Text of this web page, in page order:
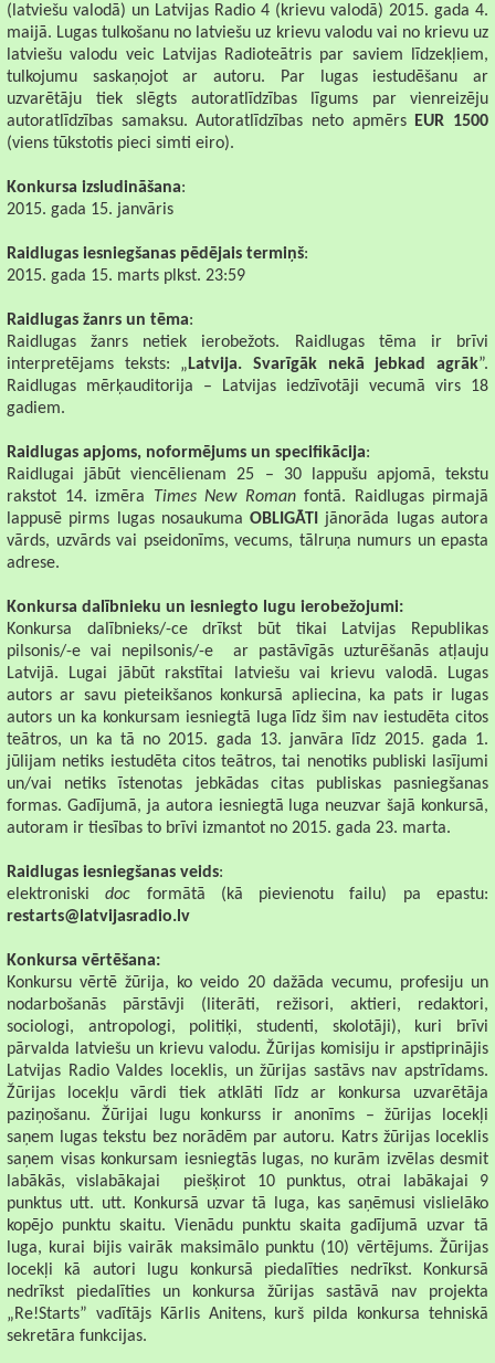
(latviešu valodā) un Latvijas Radio 4 (krievu valodā) 2015. gada 4.
maijā. Lugas tulkošanu no latviešu uz krievu valodu vai no krievu uz
latviešu valodu veic Latvijas Radioteātris par saviem līdzekļiem,
tulkojumu saskaņojot ar autoru. Par lugas iestudēšanu ar
uzvarētāju tiek slēgts autoratlīdzības līgums par vienreizēju
autoratlīdzības samaksu. Autoratlīdzības neto apmērs
EUR 1500
(viens tūkstotis pieci simti eiro).
Konkursa izsludināšana:
2015. gada 15. janvāris
Raidlugas iesniegšanas pēdējais termiņš:
2015. gada 15. marts plkst. 23:59
Raidlugas žanrs un tēma:
Raidlugas žanrs netiek ierobežots. Raidlugas tēma ir brīvi
interpretējams teksts: „ Latvija. Svarīgāk nekā jebkad agrāk”.
Raidlugas mērķauditorija – Latvijas iedzīvotāji vecumā virs 18
gadiem.
Raidlugas apjoms, noformējums un specifikācija:
Raidlugai jābūt viencēlienam 25 – 30 lappušu apjomā, tekstu
rakstot 14. izmēra
Times New Romanfontā. Raidlugas pirmajā
lappusē pirms lugas nosaukumaOBLIGĀTI
jānorāda lugas autora
vārds, uzvārds vai pseidonīms, vecums, tālruņa numurs un epasta
adrese.
Konkursa dalībnieku un iesniegto lugu ierobežojumi:
Konkursa dalībnieks/-ce drīkst būt tikai Latvijas Republikas
pilsonis/-e vai nepilsonis/-e
ar pastāvīgās uzturēšanās atļauju
Latvijā. Lugai jābūt rakstītai latviešu vai krievu valodā. Lugas
autors ar savu pieteikšanos konkursā apliecina, ka pats ir lugas
autors un ka konkursam iesniegtā luga līdz šim nav iestudēta citos
teātros, un ka tā no 2015. gada 13. janvāra līdz 2015. gada 1.
jūlijam netiks iestudēta citos teātros, tai nenotiks publiski lasījumi
un/vai netiks īstenotas jebkādas citas publiskas pasniegšanas
formas. Gadījumā, ja autora iesniegtā luga neuzvar šajā konkursā,
autoram ir tiesības to brīvi izmantot no 2015. gada 23. marta.
Raidlugas iesniegšanas veids:
elektroniskidoc formātā (kā pievienotu failu) pa epastu:
restarts@latvijasradio.lv
Konkursa vērtēšana:
Konkursu vērtē žūrija, ko veido 20 dažāda vecumu, profesiju un
nodarbošanās pārstāvji (literāti, režisori, aktieri, redaktori,
sociologi, antropologi, politiķi, studenti, skolotāji), kuri brīvi
pārvalda latviešu un krievu valodu. Žūrijas komisiju ir apstiprinājis
Latvijas Radio Valdes loceklis, un žūrijas sastāvs nav apstrīdams.
Žūrijas locekļu vārdi tiek atklāti līdz ar konkursa uzvarētāja
paziņošanu. Žūrijai lugu konkurss ir anonīms – žūrijas locekļi
saņem lugas tekstu bez norādēm par autoru. Katrs žūrijas loceklis
saņem visas konkursam iesniegtās lugas, no kurām izvēlas desmit
labākās, vislabākajai
piešķirot 10 punktus, otrai labākajai 9
punktus utt. utt. Konkursā uzvar tā luga, kas saņēmusi vislielāko
kopējo punktu skaitu. Vienādu punktu skaita gadījumā uzvar tā
luga, kurai bijis vairāk maksimālo punktu (10) vērtējums. Žūrijas
locekļi kā autori lugu konkursā piedalīties nedrīkst. Konkursā
nedrīkst piedalīties un konkursa žūrijas sastāvā nav projekta
„Re!Starts” vadītājs Kārlis Anitens, kurš pilda konkursa tehniskā
sekretāra funkcijas.